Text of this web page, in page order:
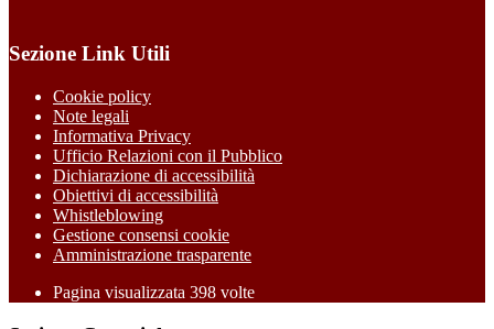
Sezione Link Utili
Cookie policy
Note legali
Informativa Privacy
Ufficio Relazioni con il Pubblico
Dichiarazione di accessibilità
Obiettivi di accessibilità
Whistleblowing
Gestione consensi cookie
Amministrazione trasparente
Pagina visualizzata 398 volte